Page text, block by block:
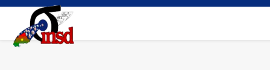
Aller
contenu
principal